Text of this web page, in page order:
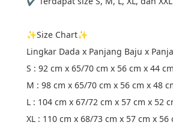
✨Size Chart✨
Lingkar Dada x Panjang Baju x
S : 92 cm x 65/70 cm x 56 cm x 44 cm
M : 98 cm x 65/70 cm x 56 cm x 48
L : 104 cm x 67/72 cm x 57 cm x 52
XL : 110 cm x 68/73 cm x 57 cm x 56